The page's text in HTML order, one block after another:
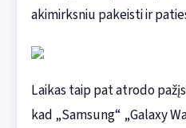
akimirksniu pakeisti ir
Laikas taip pat atrodo
kad „Samsung“ „Galaxy